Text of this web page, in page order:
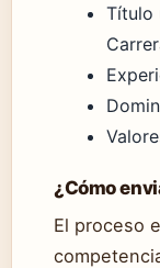
Título
¿Cómo
El proceso